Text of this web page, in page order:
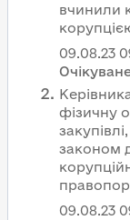
вчинили
09.08.23
фізичну
законом
09.08.23